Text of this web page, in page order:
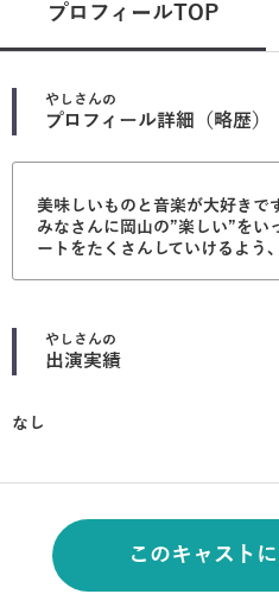
プロフィールTOP
やし さんの
プロフィール詳細（略歴）
美味しいものと音楽が大好きです
みなさんに岡山の”楽しい”をい
ートをたくさんしていけるよう
やし さんの
出演実績
なし
このキャスト